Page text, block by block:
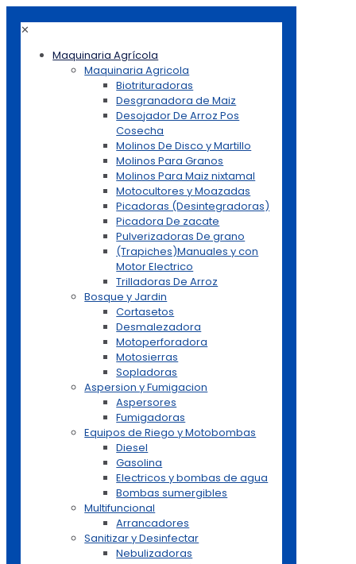
✕
Maquinaria Agrícola
Maquinaria Agricola
Biotrituradoras
Desgranadora de Maiz
Desojador De Arroz Pos
Cosecha
Molinos De Disco y Martillo
Molinos Para Granos
Molinos Para Maiz nixtamal
Motocultores y Moazadas
Picadoras (Desintegradoras)
Picadora De zacate
Pulverizadoras De grano
(Trapiches)Manuales y con
Motor Electrico
Trilladoras De Arroz
Bosque y Jardin
Cortasetos
Desmalezadora
Motoperforadora
Motosierras
Sopladoras
Aspersion y Fumigacion
Aspersores
Fumigadoras
Equipos de Riego y Motobombas
Diesel
Gasolina
Electricos y bombas de agua
Bombas sumergibles
Multifuncional
Arrancadores
Sanitizar y Desinfectar
Nebulizadoras